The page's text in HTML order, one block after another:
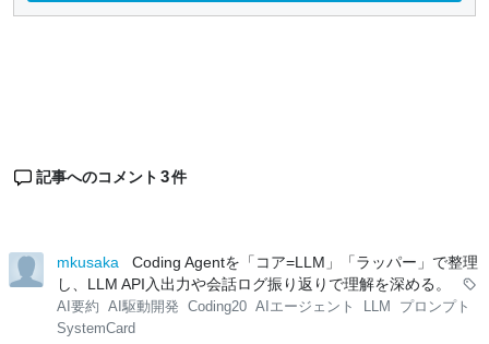
記事へのコメント 3件
mkusaka
Coding Agentを「コア=LLM」「ラッパー」で整理
し、LLM API入出力や会話ログ振り返りで理解を深める。
AI要約 AI駆動開発 Coding20 AIエージェント LLM
プロンプト
SystemCard